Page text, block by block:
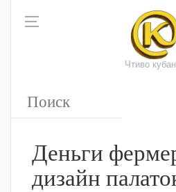
Чтиво
Деньги
дизайн